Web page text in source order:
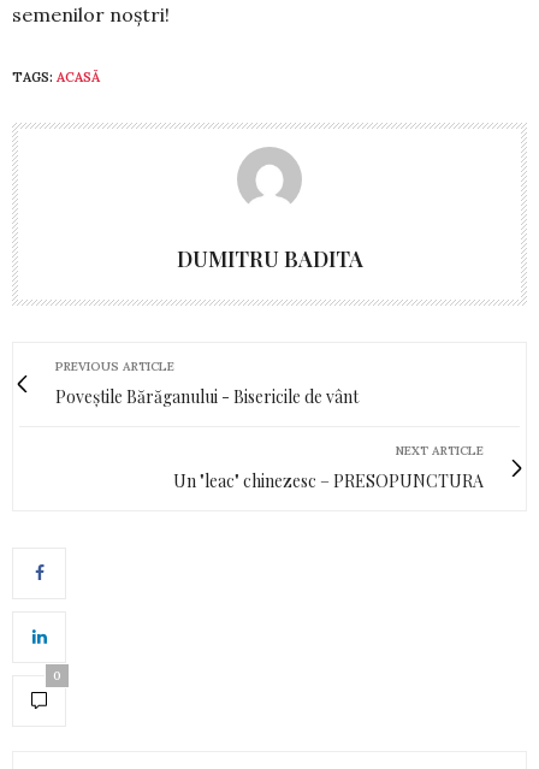
semenilor noștri!
TAGS: ACASĂ
DUMITRU BADITA
PREVIOUS ARTICLE
Poveștile Bărăganului - Bisericile de vânt
NEXT ARTICLE
Un "leac" chinezesc – PRESOPUNCTURA
0